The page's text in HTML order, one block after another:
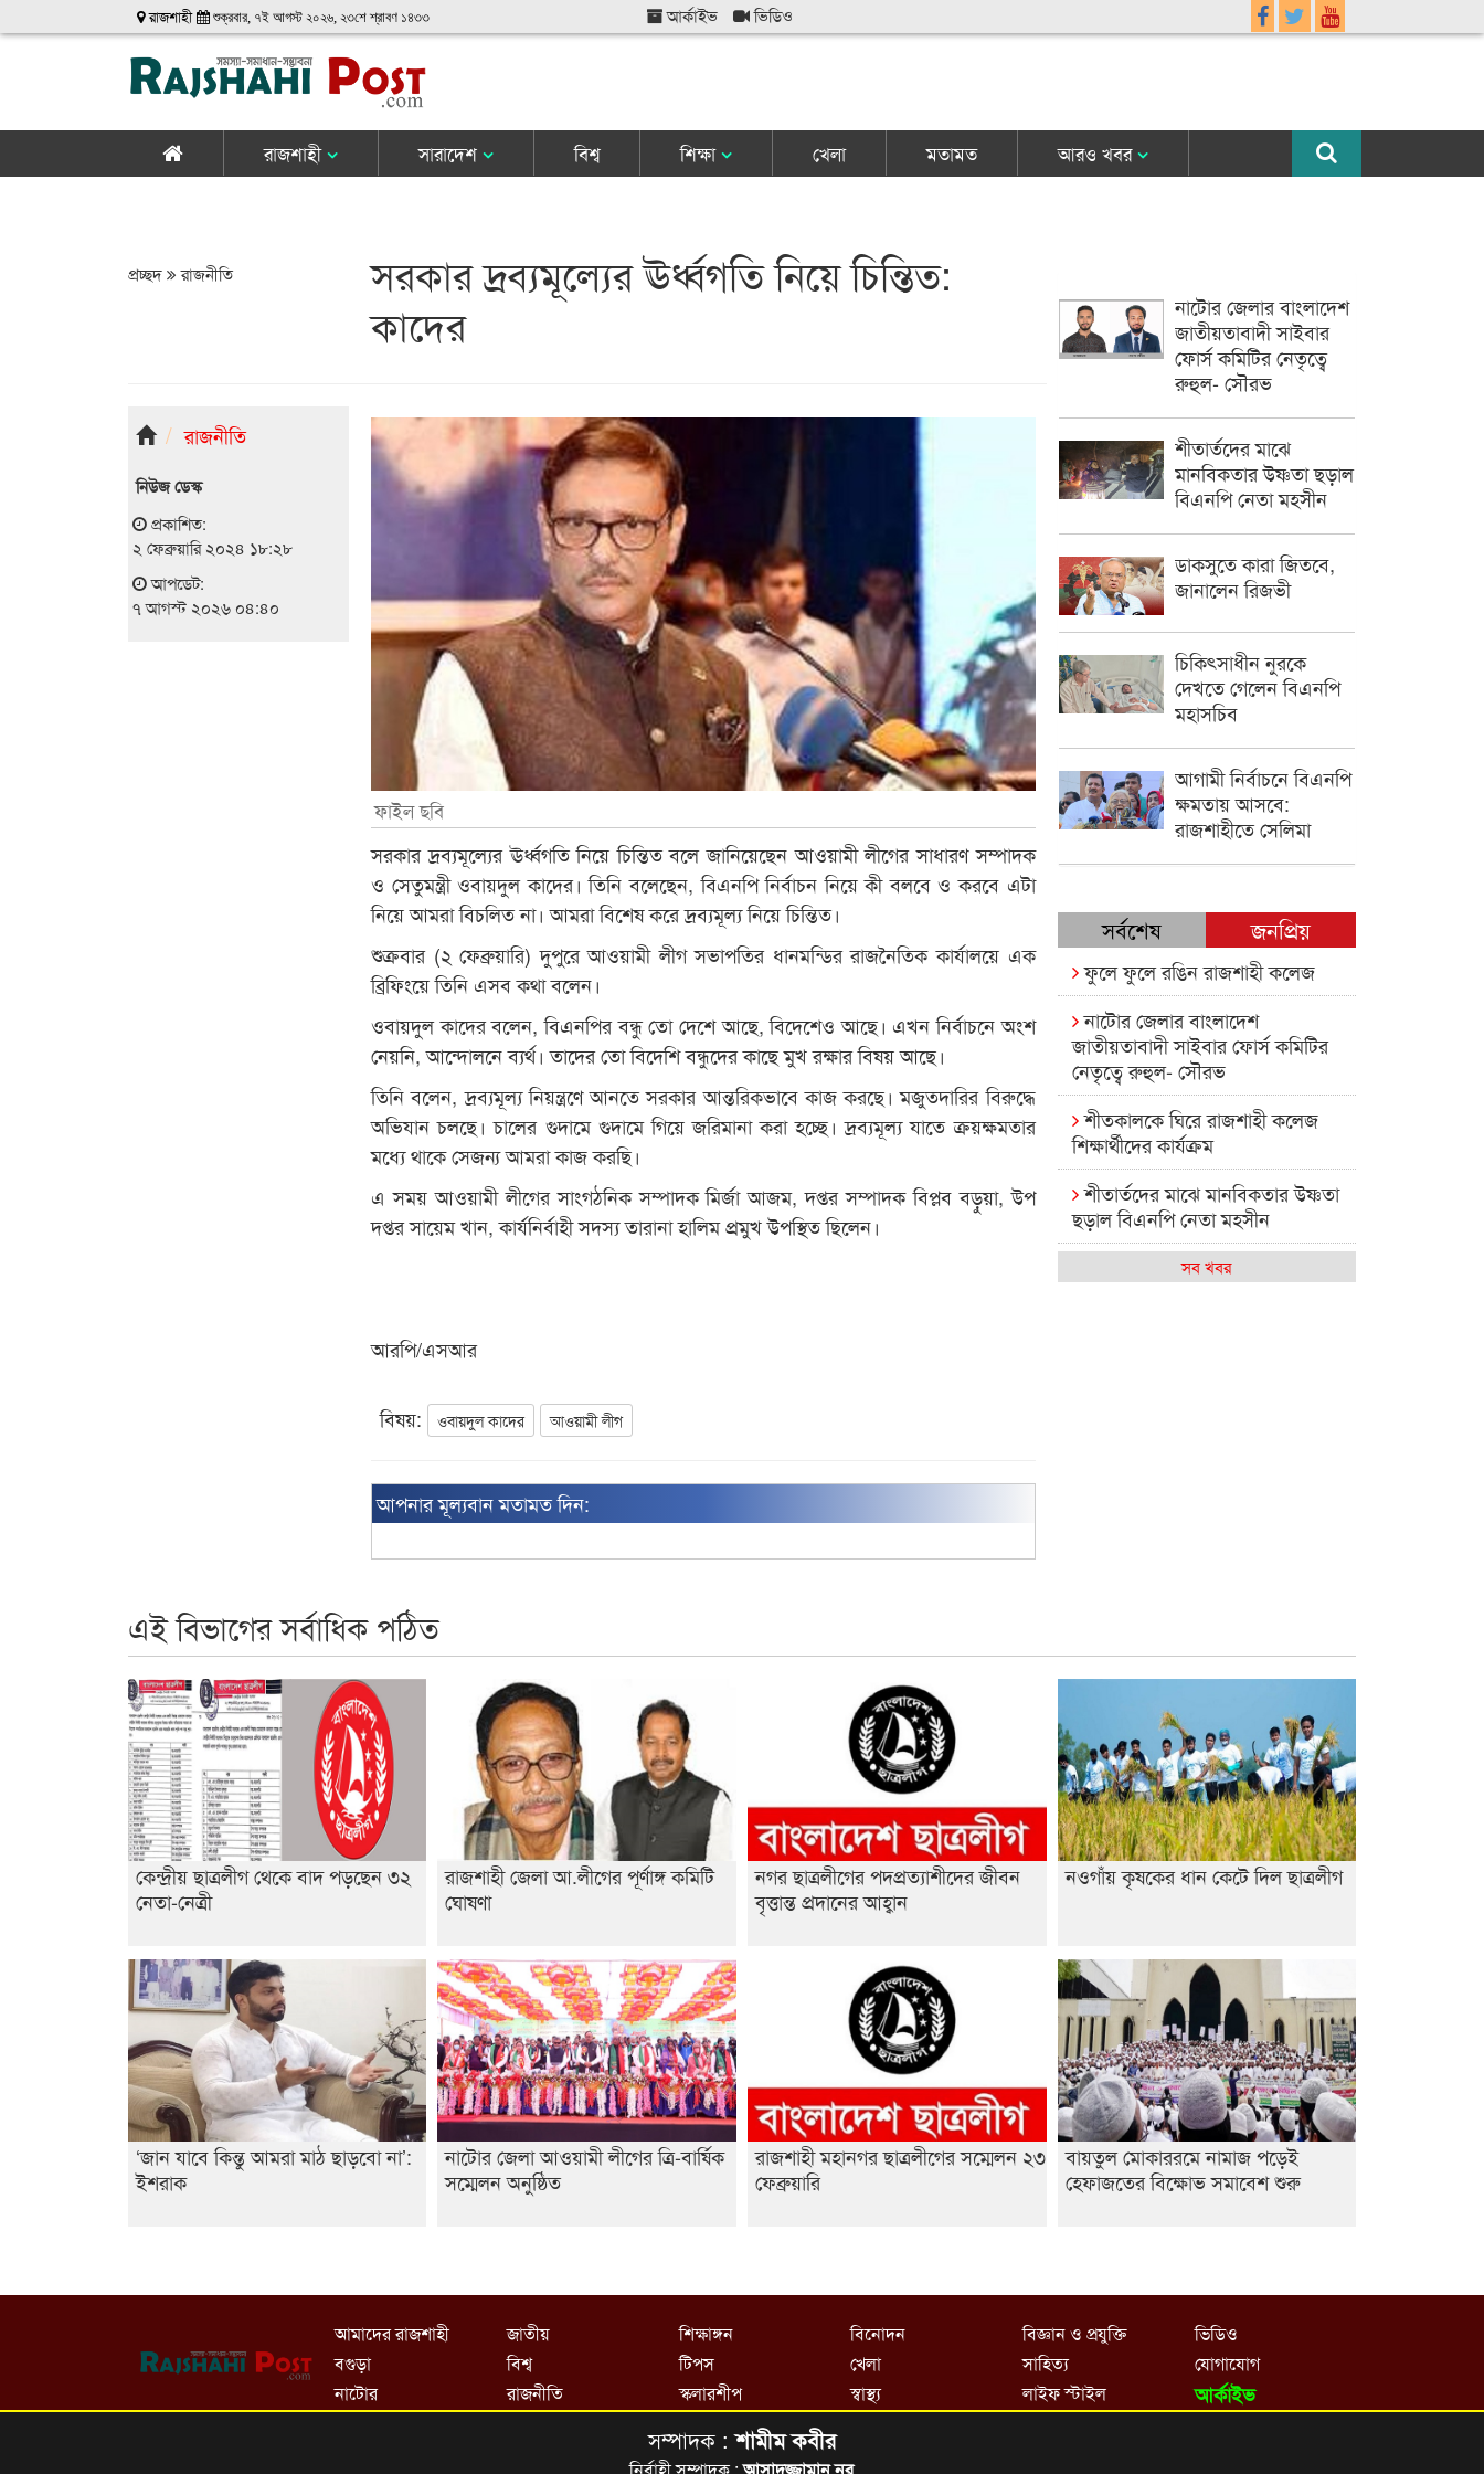
রাজশাহী শুক্রবার, ৭ই আগস্ট ২০২৬, ২৩শে শ্রাবণ ১৪৩৩ আর্কাইভ ভিডিও
রাজশাহী সারাদেশ বিশ্ব শিক্ষা খেলা মতামত আরও খবর
প্রচ্ছদ রাজনীতি
সরকার দ্রব্যমূল্যের ঊর্ধ্বগতি নিয়ে চিন্তিত:
কাদের
রাজনীতি
নিউজ ডেস্ক
প্রকাশিত:
২ ফেব্রুয়ারি ২০২৪ ১৮:২৮
আপডেট:
৭ আগস্ট ২০২৬ ০৪:৪০
ফাইল ছবি
সরকার দ্রব্যমূল্যের ঊর্ধ্বগতি নিয়ে চিন্তিত বলে জানিয়েছেন আওয়ামী লীগের সাধারণ সম্পাদক
ও সেতুমন্ত্রী ওবায়দুল কাদের। তিনি বলেছেন, বিএনপি নির্বাচন নিয়ে কী বলবে ও করবে এটা
নিয়ে আমরা বিচলিত না। আমরা বিশেষ করে দ্রব্যমূল্য নিয়ে চিন্তিত।
শুক্রবার (২ ফেব্রুয়ারি) দুপুরে আওয়ামী লীগ সভাপতির ধানমন্ডির রাজনৈতিক কার্যালয়ে এক
ব্রিফিংয়ে তিনি এসব কথা বলেন।
ওবায়দুল কাদের বলেন, বিএনপির বন্ধু তো দেশে আছে, বিদেশেও আছে। এখন নির্বাচনে অংশ
নেয়নি, আন্দোলনে ব্যর্থ। তাদের তো বিদেশি বন্ধুদের কাছে মুখ রক্ষার বিষয় আছে।
তিনি বলেন, দ্রব্যমূল্য নিয়ন্ত্রণে আনতে সরকার আন্তরিকভাবে কাজ করছে। মজুতদারির বিরুদ্ধে
অভিযান চলছে। চালের গুদামে গুদামে গিয়ে জরিমানা করা হচ্ছে। দ্রব্যমূল্য যাতে ক্রয়ক্ষমতার
মধ্যে থাকে সেজন্য আমরা কাজ করছি।
এ সময় আওয়ামী লীগের সাংগঠনিক সম্পাদক মির্জা আজম, দপ্তর সম্পাদক বিপ্লব বড়ুয়া, উপ
দপ্তর সায়েম খান, কার্যনির্বাহী সদস্য তারানা হালিম প্রমুখ উপস্থিত ছিলেন।
আরপি/এসআর
বিষয়: ওবায়দুল কাদের আওয়ামী লীগ
আপনার মূল্যবান মতামত দিন:
নাটোর জেলার বাংলাদেশ
জাতীয়তাবাদী সাইবার
ফোর্স কমিটির নেতৃত্বে
রুহুল- সৌরভ
শীতার্তদের মাঝে
মানবিকতার উষ্ণতা ছড়াল
বিএনপি নেতা মহসীন
ডাকসুতে কারা জিতবে,
জানালেন রিজভী
চিকিৎসাধীন ‍নুরকে
দেখতে গেলেন বিএনপি
মহাসচিব
আগামী নির্বাচনে বিএনপি
ক্ষমতায় আসবে:
রাজশাহীতে সেলিমা
সর্বশেষ জনপ্রিয়
ফুলে ফুলে রঙিন রাজশাহী কলেজ
নাটোর জেলার বাংলাদেশ
জাতীয়তাবাদী সাইবার ফোর্স কমিটির
নেতৃত্বে রুহুল- সৌরভ
শীতকালকে ঘিরে রাজশাহী কলেজ
শিক্ষার্থীদের কার্যক্রম
শীতার্তদের মাঝে মানবিকতার উষ্ণতা
ছড়াল বিএনপি নেতা মহসীন
রাজশাহী কলেজের মিষ্টি বিকেল
খেলার মাঠে বানানো হয়েছে গর্ত
ঝুঁকিতে আষাড়িয়াদহর দুই বিদ্যালয়
ইসলামের ইতিহাস ও সংস্কৃতি বিভাগের
লাইট হাউজ ক্লাবের নেতৃত্ব ইসতিয়াক-
মাহফুজ
ডাকসুতে শিবিরের নিরঙ্কুশ জয়
শেষ সময়ে ভোট কারচুরি অভিযোগ
আবিদের
সব খবর
এই বিভাগের সর্বাধিক পঠিত
কেন্দ্রীয় ছাত্রলীগ থেকে বাদ পড়ছেন ৩২
নেতা-নেত্রী
রাজশাহী জেলা আ.লীগের পূর্ণাঙ্গ কমিটি
ঘোষণা
নগর ছাত্রলীগের পদপ্রত্যাশীদের জীবন
বৃত্তান্ত প্রদানের আহ্বান
নওগাঁয় কৃষকের ধান কেটে দিল ছাত্রলীগ
‘জান যাবে কিন্তু আমরা মাঠ ছাড়বো না’:
ইশরাক
নাটোর জেলা আওয়ামী লীগের ত্রি-বার্ষিক
সম্মেলন অনুষ্ঠিত
রাজশাহী মহানগর ছাত্রলীগের সম্মেলন ২৩
ফেব্রুয়ারি
বায়তুল মোকাররমে নামাজ পড়েই
হেফাজতের বিক্ষোভ সমাবেশ শুরু
আমাদের রাজশাহী
বগুড়া
নাটোর
জাতীয়
বিশ্ব
রাজনীতি
শিক্ষাঙ্গন
টিপস
স্কলারশীপ
বিনোদন
খেলা
স্বাস্থ্য
বিজ্ঞান ও প্রযুক্তি
সাহিত্য
লাইফ স্টাইল
ভিডিও
যোগাযোগ
আর্কাইভ
সম্পাদক : শামীম কবীর
নির্বাহী সম্পাদক :আসাদুজ্জামান নূর